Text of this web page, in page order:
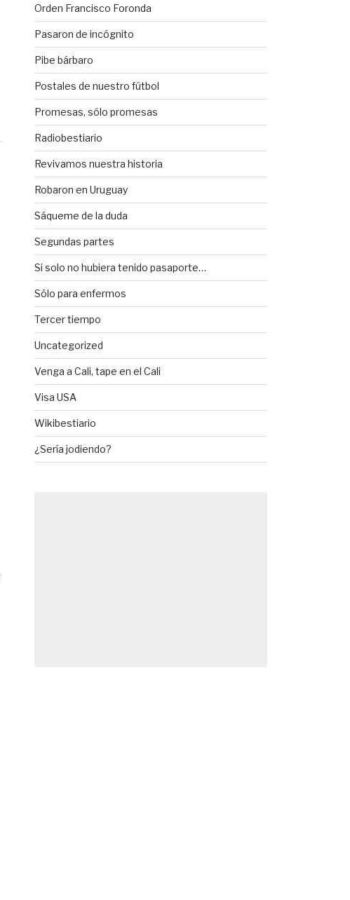
Orden Francisco Foronda
Pasaron de incógnito
Pibe bárbaro
Postales de nuestro fútbol
Promesas, sólo promesas
Radiobestiario
Revivamos nuestra historia
Robaron en Uruguay
Sáqueme de la duda
Segundas partes
Si solo no hubiera tenido pasaporte…
Sólo para enfermos
Tercer tiempo
Uncategorized
Venga a Cali, tape en el Cali
Visa USA
Wikibestiario
¿Sería jodiendo?